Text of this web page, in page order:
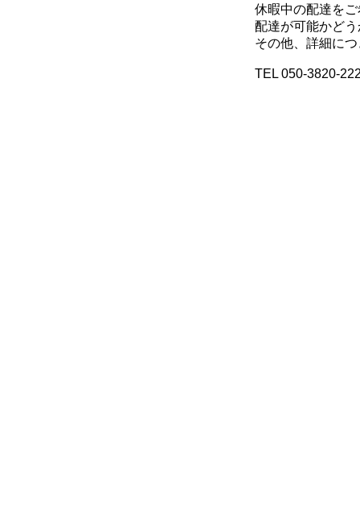
休暇中の配達をご
配達が可能かどう
その他、詳細につ
TEL 050-3820-